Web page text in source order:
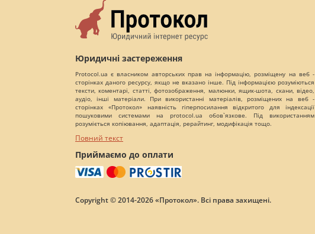
Юридичні застереження
Protocol.ua є власником авторських прав на інформацію, розміщену на веб -
сторінках даного ресурсу, якщо не вказано інше. Під інформацією розуміються
тексти, коментарі, статті, фотозображення, малюнки, ящик-шота, скани, відео,
аудіо, інші матеріали. При використанні матеріалів, розміщених на веб -
сторінках «Протокол» наявність гіперпосилання відкритого для індексації
пошуковими системами на protocol.ua обов`язкове. Під використанням
розуміється копіювання, адаптація, рерайтинг, модифікація тощо.
Повний текст
Приймаємо до оплати
Copyright © 2014-2026 «Протокол». Всі права захищені.